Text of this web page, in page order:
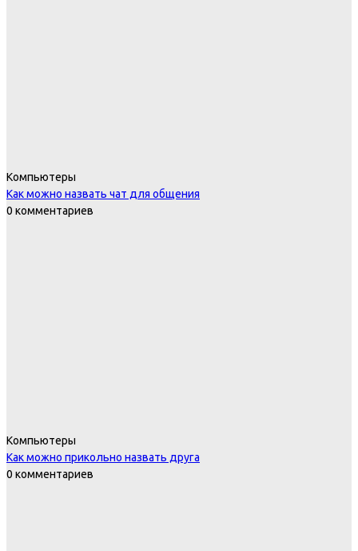
Компьютеры
Как можно назвать чат для общения
0 комментариев
Компьютеры
Как можно прикольно назвать друга
0 комментариев